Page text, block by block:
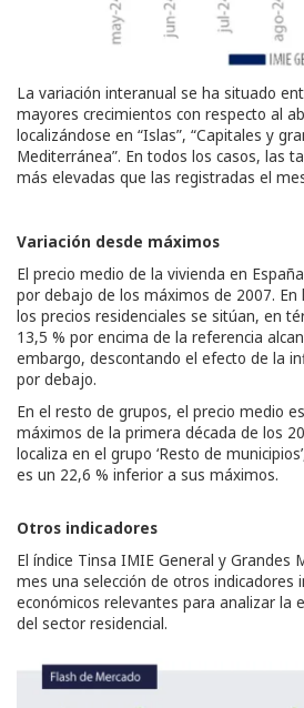
La variación interanual se ha situado
mayores crecimientos con respecto al
localizándose en “Islas”, “Capitales y
Mediterránea”. En todos los casos, las
más elevadas que las registradas el
Variación desde máximos
El precio medio de la vivienda en
por debajo de los máximos de 2007.
los precios residenciales se sitúan, en
13,5 % por encima de la referencia
embargo, descontando el efecto de la
por debajo.
En el resto de grupos, el precio medio
máximos de la primera década de los
localiza en el grupo ‘Resto de
es un 22,6 % inferior a sus máximos.
Otros indicadores
El índice Tinsa IMIE General y Grandes
mes una selección de otros indicadores
económicos relevantes para analizar la
del sector residencial.